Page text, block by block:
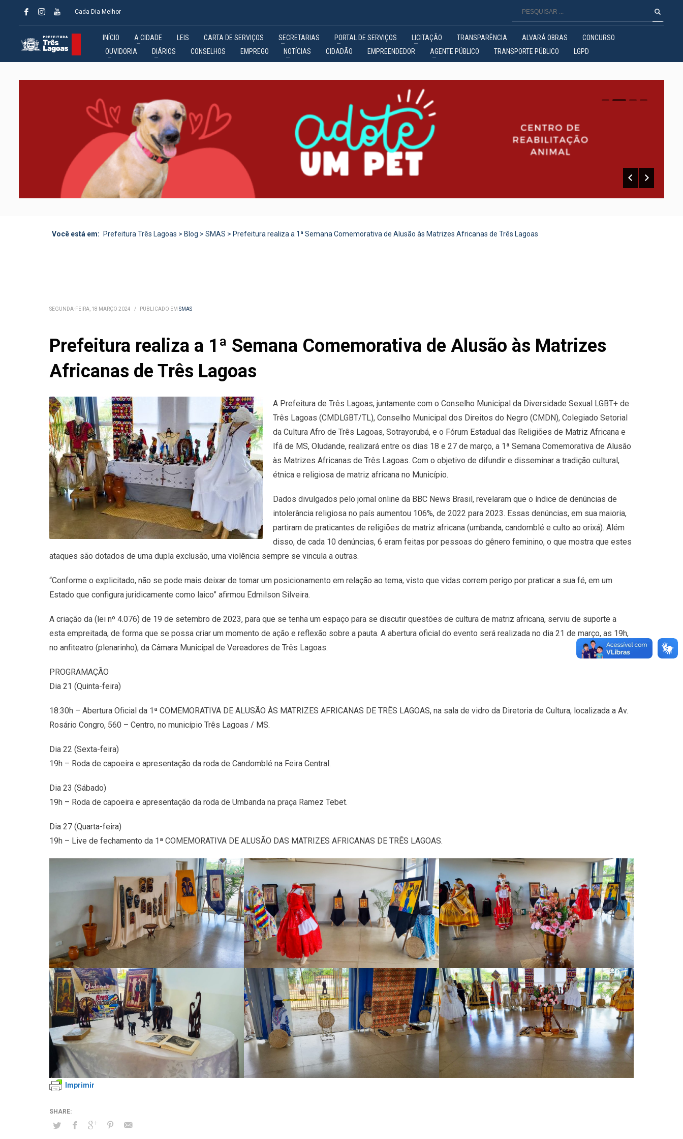
Cada Dia Melhor
INÍCIO A CIDADE LEIS CARTA DE SERVIÇOS SECRETARIAS PORTAL DE SERVIÇOS LICITAÇÃO TRANSPARÊNCIA ALVARÁ OBRAS
CONCURSO
OUVIDORIA
DIÁRIOS CONSELHOS EMPREGO NOTÍCIAS CIDADÃO EMPREENDEDOR AGENTE PÚBLICO TRANSPORTE PÚBLICO LGPD
0 1 2
Você está em: Prefeitura Três Lagoas > Blog > SMAS > Prefeitura realiza a 1ª Semana Comemorativa de Alusão às Matrizes Africanas de Três Lagoas
SEGUNDA-FEIRA, 18 MARÇO 2024 / PUBLICADO EM SMAS
Prefeitura realiza a 1ª Semana Comemorativa de Alusão às Matrizes
Africanas de Três Lagoas
A Prefeitura de Três Lagoas, juntamente com o Conselho Municipal da Diversidade Sexual LGBT+ de
Três Lagoas (CMDLGBT/TL), Conselho Municipal dos Direitos do Negro (CMDN), Colegiado Setorial
da Cultura Afro de Três Lagoas, Sotrayorubá, e o Fórum Estadual das Religiões de Matriz Africana e
Ifá de MS, Oludande, realizará entre os dias 18 e 27 de março, a 1ª Semana Comemorativa de Alusão
às Matrizes Africanas de Três Lagoas. Com o objetivo de difundir e disseminar a tradição cultural,
étnica e religiosa de matriz africana no Município.
Dados divulgados pelo jornal online da BBC News Brasil, revelaram que o índice de denúncias de
intolerância religiosa no país aumentou 106%, de 2022 para 2023. Essas denúncias, em sua maioria,
partiram de praticantes de religiões de matriz africana (umbanda, candomblé e culto ao orixá). Além
disso, de cada 10 denúncias, 6 eram feitas por pessoas do gênero feminino, o que mostra que estes
ataques são dotados de uma dupla exclusão, uma violência sempre se vincula a outras.
“Conforme o explicitado, não se pode mais deixar de tomar um posicionamento em relação ao tema, visto que vidas correm perigo por praticar a sua fé, em um
Estado que configura juridicamente como laico” afirmou Edmilson Silveira.
A criação da (lei nº 4.076) de 19 de setembro de 2023, para que se tenha um espaço para se discutir questões de cultura de matriz africana, serviu de suporte a
esta empreitada, de forma que se possa criar um momento de ação e reflexão sobre a pauta. A abertura oficial do evento será realizada no dia 21 de março, as 19h,
no anfiteatro (plenarinho), da Câmara Municipal de Vereadores de Três Lagoas.
PROGRAMAÇÃO
Dia 21 (Quinta-feira)
18:30h – Abertura Oficial da 1ª COMEMORATIVA DE ALUSÃO ÀS MATRIZES AFRICANAS DE TRÊS LAGOAS, na sala de vidro da Diretoria de Cultura, localizada a Av.
Rosário Congro, 560 – Centro, no município Três Lagoas / MS.
Dia 22 (Sexta-feira)
19h – Roda de capoeira e apresentação da roda de Candomblé na Feira Central.
Dia 23 (Sábado)
19h – Roda de capoeira e apresentação da roda de Umbanda na praça Ramez Tebet.
Dia 27 (Quarta-feira)
19h – Live de fechamento da 1ª COMEMORATIVA DE ALUSÃO DAS MATRIZES AFRICANAS DE TRÊS LAGOAS.
Imprimir